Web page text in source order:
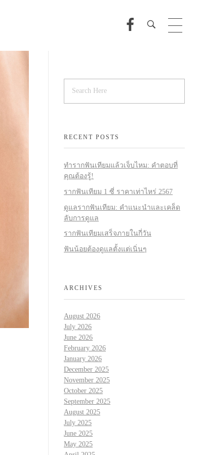
RECENT POSTS
ทำรากฟันเทียมแล้วเจ็บไหม: คำตอบที่
คุณต้องรู้!
รากฟันเทียม 1 ซี่ ราคาเท่าไหร่ 2567
ดูแลรากฟันเทียม: คำแนะนำและเคล็ด
ลับการดูแล
รากฟันเทียมเสร็จภายในกี่วัน
ฟันน้อยต้องดูแลตั้งแต่เนิ่นๆ
ARCHIVES
August 2026
July 2026
June 2026
February 2026
January 2026
December 2025
November 2025
October 2025
September 2025
August 2025
July 2025
June 2025
May 2025